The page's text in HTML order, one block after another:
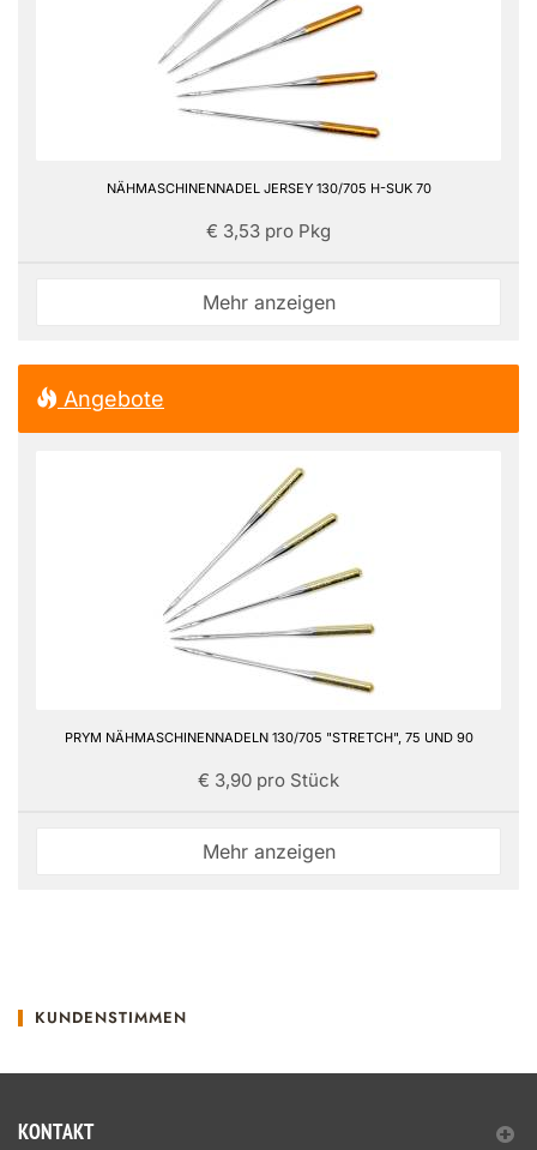
NÄHMASCHINENNADEL JERSEY 130/705 H-SUK 70
€ 3,53 pro Pkg
Mehr anzeigen
Angebote
PRYM NÄHMASCHINENNADELN 130/705 "STRETCH", 75 UND 90
€ 3,90 pro Stück
Mehr anzeigen
KUNDENSTIMMEN
KONTAKT